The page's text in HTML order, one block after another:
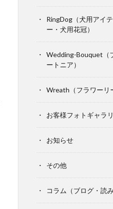
RingDog（犬用アイ
ー・犬用花冠）
Wedding-Bouquet（
ートニア）
Wreath（フラワーリ
お客様フォトギャラ
お知らせ
その他
コラム（ブログ・読み